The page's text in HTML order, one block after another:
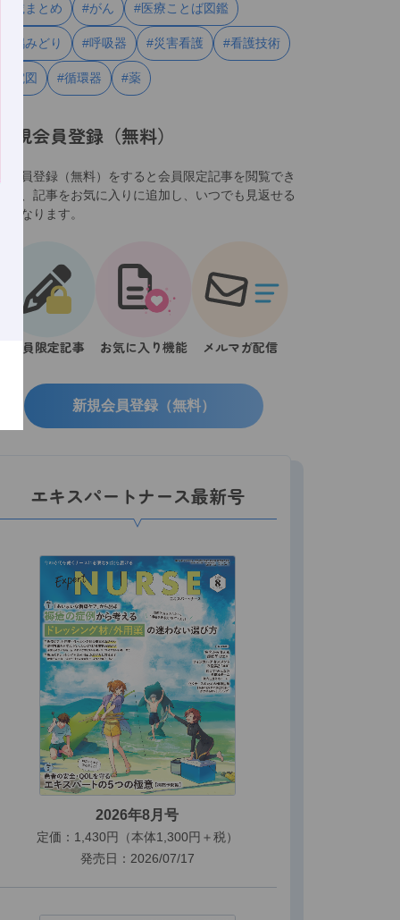
載まとめ #がん #医療ことば図鑑
嶋みどり #呼吸器 #災害看護 #看護技術
電図 #循環器 #薬
規会員登録（無料）
会員登録（無料）をすると会員限定記事を閲覧でき
か、記事をお気に入りに追加し、いつでも見返せる
になります。
会員限定記事 お気に入り機能 メルマガ配信
新規会員登録（無料）
エキスパートナース最新号
2026年8月号
定価：1,430円（本体1,300円＋税）
発売日：2026/07/17